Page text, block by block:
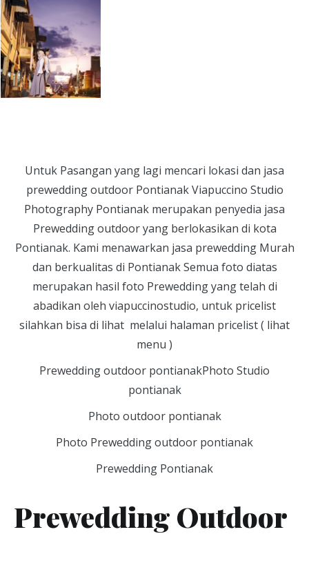
Prewedding Linda
& Reza
Untuk Pasangan yang lagi mencari lokasi dan jasa
prewedding outdoor Pontianak Viapuccino Studio
Photography Pontianak merupakan penyedia jasa
Prewedding outdoor yang berlokasikan di kota
Pontianak. Kami menawarkan jasa prewedding Murah
dan berkualitas di Pontianak Semua foto diatas
merupakan hasil foto Prewedding yang telah di
abadikan oleh viapuccinostudio, untuk pricelist
silahkan bisa di lihat melalui halaman pricelist ( lihat
menu )
Prewedding outdoor pontianakPhoto Studio
pontianak
Photo outdoor pontianak
Photo Prewedding outdoor pontianak
Prewedding Pontianak
Prewedding Outdoor